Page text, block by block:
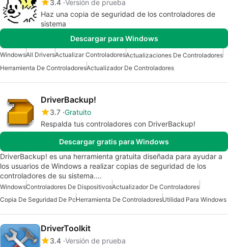
3.4 Versión de prueba
Haz una copia de seguridad de los controladores de
sistema
Descargar para Windows
WindowsAll DriversActualizar ControladoresActualizaciones De Controladores
Herramienta De ControladoresActualizador De Controladores
DriverBackup!
3.7 Gratuito
Respalda tus controladores con DriverBackup!
Descargar gratis para Windows
DriverBackup! es una herramienta gratuita diseñada para ayudar a
los usuarios de Windows a realizar copias de seguridad de los
controladores de su sistema.…
WindowsControladores De DispositivosActualizador De Controladores
Copia De Seguridad De PcHerramienta De ControladoresUtilidad Para Windows
DriverToolkit
3.4 Versión de prueba